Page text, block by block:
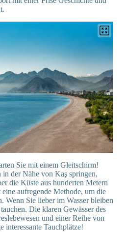
Sie mit einem Gleitschirm!
der Nähe von Kaş springen,
die Küste aus hunderten Metern
aufregende Methode, um die
Wenn Sie lieber im Wasser bleiben
Die klaren Gewässer des
und einer Reihe von
interessante Tauchplätze!